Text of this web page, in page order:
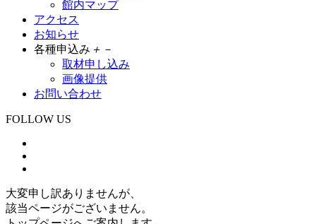
館内マップ
アクセス
お知らせ
各種申込み ＋ －
取材申し込み
画像提供
お問い合わせ
FOLLOW US
大変申し訳ありませんが、
該当ページがございません。